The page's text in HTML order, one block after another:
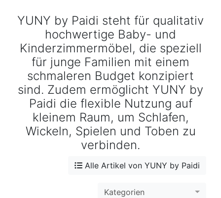
YUNY by Paidi steht für qualitativ
hochwertige Baby- und
Kinderzimmermöbel, die speziell
für junge Familien mit einem
schmaleren Budget konzipiert
sind. Zudem ermöglicht YUNY by
Paidi die flexible Nutzung auf
kleinem Raum, um Schlafen,
Wickeln, Spielen und Toben zu
verbinden.
Alle Artikel von YUNY by Paidi
Kategorien
Deals